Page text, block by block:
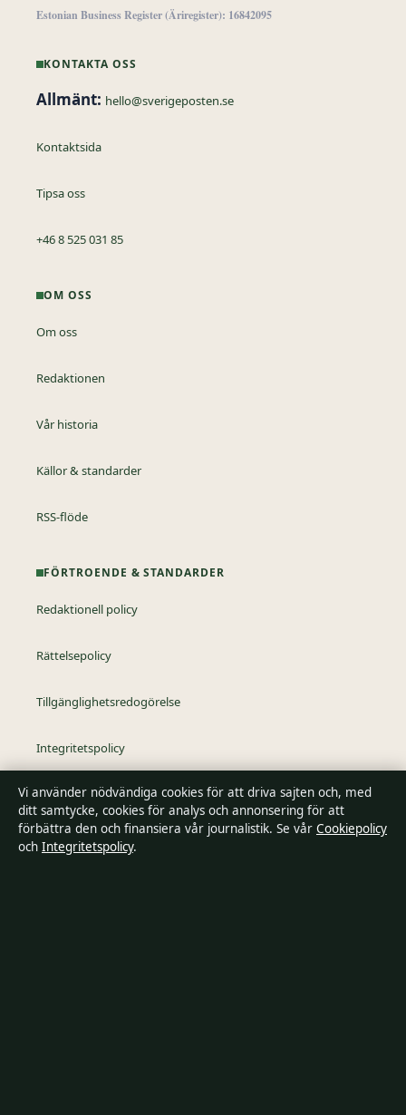
Estonian Business Register (Äriregister): 16842095
KONTAKTA OSS
Allmänt: hello@sverigeposten.se
Kontaktsida
Tipsa oss
+46 8 525 031 85
OM OSS
Om oss
Redaktionen
Vår historia
Källor & standarder
RSS-flöde
FÖRTROENDE & STANDARDER
Redaktionell policy
Rättelsepolicy
Tillgänglighetsredogörelse
Integritetspolicy
Kändisar & integritet
Vi använder nödvändiga cookies för att driva sajten och, med
ditt samtycke, cookies för analys och annonsering för att
förbättra den och finansiera vår journalistik. Se vår Cookiepolicy
och Integritetspolicy.